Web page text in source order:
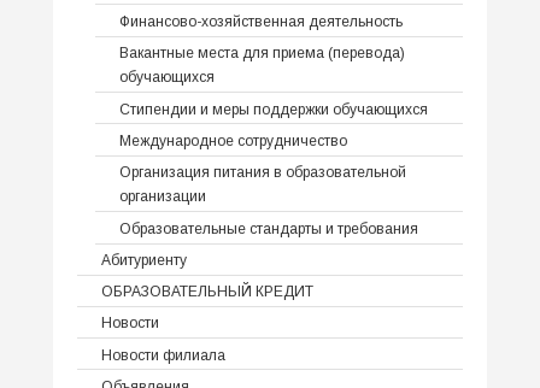
Финансово-хозяйственная деятельность
Вакантные места для приема (перевода)
обучающихся
Стипендии и меры поддержки обучающихся
Международное сотрудничество
Организация питания в образовательной
организации
Образовательные стандарты и требования
Абитуриенту
ОБРАЗОВАТЕЛЬНЫЙ КРЕДИТ
Новости
Новости филиала